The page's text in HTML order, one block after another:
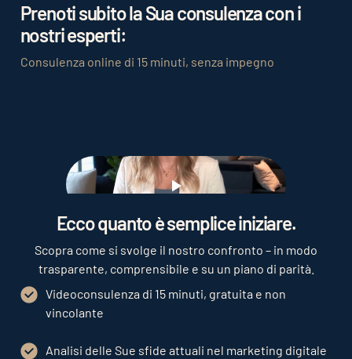
Prenoti subito la Sua consulenza con i
nostri esperti:
Consulenza online di 15 minuti, senza impegno
Play
Ecco quanto è semplice iniziare.
Scopra come si svolge il nostro confronto – in modo
trasparente, comprensibile e su un piano di parità.
Videoconsulenza di 15 minuti, gratuita e non
vincolante
Analisi delle Sue sfide attuali nel marketing digitale